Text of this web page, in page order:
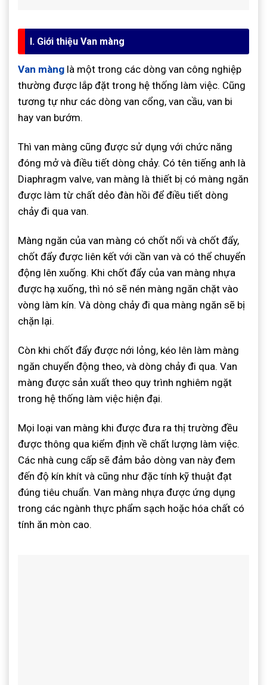
I. Giới thiệu Van màng
Van màng là một trong các dòng van công nghiệp
thường được lắp đặt trong hệ thống làm việc. Cũng
tương tự như các dòng van cổng, van cầu, van bi
hay van bướm.
Thì van màng cũng được sử dụng với chức năng
đóng mở và điều tiết dòng chảy. Có tên tiếng anh là
Diaphragm valve, van màng là thiết bị có màng ngăn
được làm từ chất dẻo đàn hồi để điều tiết dòng
chảy đi qua van.
Màng ngăn của van màng có chốt nối và chốt đẩy,
chốt đẩy được liên kết với cần van và có thể chuyển
động lên xuống. Khi chốt đẩy của van màng nhựa
được hạ xuống, thì nó sẽ nén màng ngăn chặt vào
vòng làm kín. Và dòng chảy đi qua màng ngăn sẽ bị
chặn lại.
Còn khi chốt đẩy được nới lỏng, kéo lên làm màng
ngăn chuyển động theo, và dòng chảy đi qua. Van
màng được sản xuất theo quy trình nghiêm ngặt
trong hệ thống làm việc hiện đại.
Mọi loại van màng khi được đưa ra thị trường đều
được thông qua kiểm định về chất lượng làm việc.
Các nhà cung cấp sẽ đảm bảo dòng van này đem
đến độ kín khít và cũng như đặc tính kỹ thuật đạt
đúng tiêu chuẩn. Van màng nhựa được ứng dụng
trong các ngành thực phẩm sạch hoặc hóa chất có
tính ăn mòn cao.